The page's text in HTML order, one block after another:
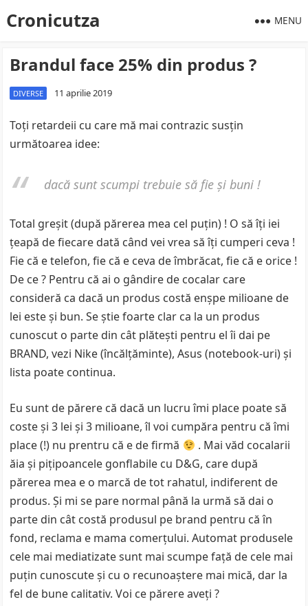
Cronicutza MENU
Brandul face 25% din produs ?
DIVERSE 11 aprilie 2019
Toţi retardeii cu care mă mai contrazic susţin
următoarea idee:
dacă sunt scumpi trebuie să fie şi buni !
Total greşit (după părerea mea cel puţin) ! O să îţi iei
ţeapă de fiecare dată când vei vrea să îţi cumperi ceva !
Fie că e telefon, fie că e ceva de îmbrăcat, fie că e orice !
De ce ? Pentru că ai o gândire de cocalar care
consideră ca dacă un produs costă enşpe milioane de
lei este şi bun. Se ştie foarte clar ca la un produs
cunoscut o parte din cât plăteşti pentru el îi dai pe
BRAND, vezi Nike (încălţăminte), Asus (notebook-uri) şi
lista poate continua.
Eu sunt de părere că dacă un lucru îmi place poate să
coste şi 3 lei şi 3 milioane, îl voi cumpăra pentru că îmi
place (!) nu prentru că e de firmă
. Mai văd cocalarii
ăia şi piţipoancele gonflabile cu D&G, care după
părerea mea e o marcă de tot rahatul, indiferent de
produs. Şi mi se pare normal până la urmă să dai o
parte din cât costă produsul pe brand pentru că în
fond, reclama e mama comerţului. Automat produsele
cele mai mediatizate sunt mai scumpe faţă de cele mai
puţin cunoscute şi cu o recunoaştere mai mică, dar la
fel de bune calitativ. Voi ce părere aveţi ?